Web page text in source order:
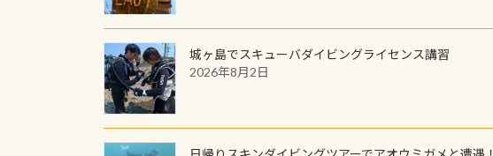
城ヶ島でスキューバダイビングライセンス講習
2026年8月2日